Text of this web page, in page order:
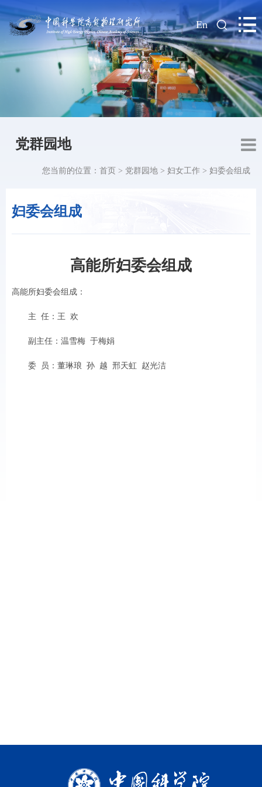
| En
党群园地
妇委会组成
您当前的位置： 首页 > 党群园地 > 妇女工作 > 妇委会组成
高能所妇委会组成
高能所妇委会组成：
主 任：王 欢
副主任：温雪梅 于梅娟
委 员：董琳琅 孙 越 邢天虹 赵光洁